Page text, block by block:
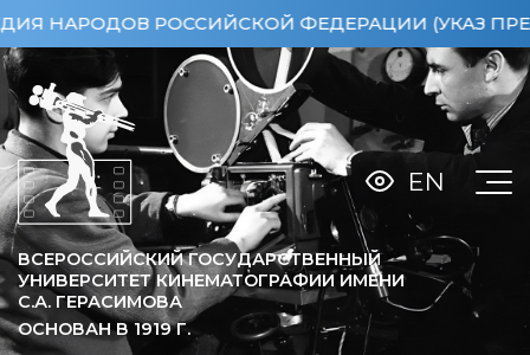
НАРОДОВ РОССИЙСКОЙ ФЕДЕРАЦИИ (УКАЗ
ВСЕРОССИЙСКИЙ ГОСУДАРСТВЕННЫЙ
УНИВЕРСИТЕТ КИНЕМАТОГРАФИИ ИМЕНИ
С.А. ГЕРАСИМОВА
ОСНОВАН В 1919Г.
EN